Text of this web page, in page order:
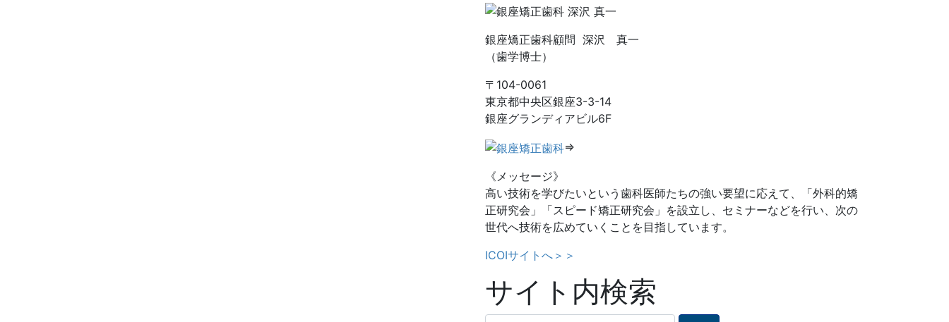
銀座矯正歯科顧問 深沢 真一
（歯学博士）
〒104-0061
東京都中央区銀座3-3-14
銀座グランディアビル6F
⇒
《メッセージ》
高い技術を学びたいという歯科医師たちの強い要望に応えて、「外科的矯
正研究会」「スピード矯正研究会」を設立し、セミナーなどを行い、次の
世代へ技術を広めていくことを目指しています。
ICOIサイトへ＞＞
サイト内検索